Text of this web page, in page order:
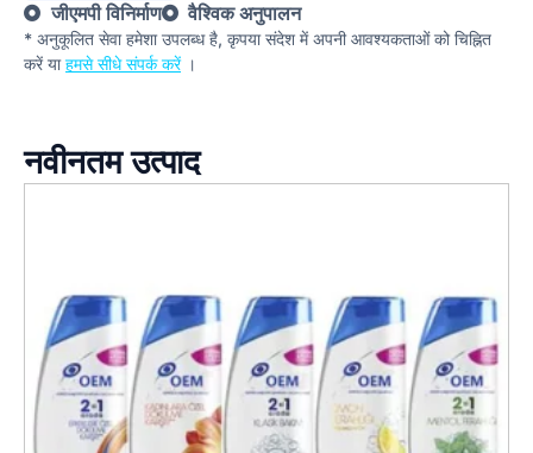
जीएमपी विनिर्माण
वैश्विक अनुपालन
* अनुकूलित सेवा हमेशा उपलब्ध है, कृपया संदेश में अपनी आवश्यकताओं को चिह्नित
करें याहमसे सीधे संपर्क करें।
नवीनतम उत्पाद